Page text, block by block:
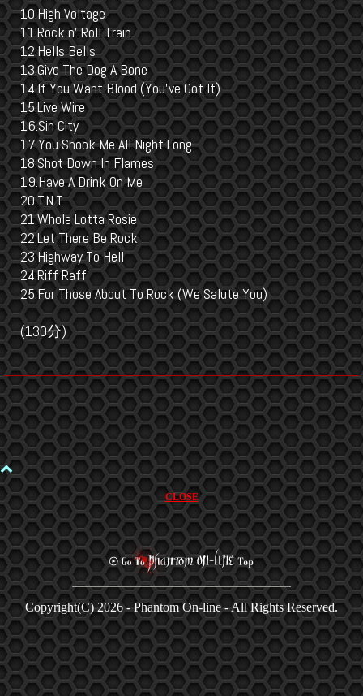
10.High Voltage
11.Rock'n' Roll Train
12.Hells Bells
13.Give The Dog A Bone
14.If You Want Blood (You've Got It)
15.Live Wire
16.Sin City
17.You Shook Me All Night Long
18.Shot Down In Flames
19.Have A Drink On Me
20.T.N.T.
21.Whole Lotta Rosie
22.Let There Be Rock
23.Highway To Hell
24.Riff Raff
25.For Those About To Rock (We Salute You)
(130分)
CLOSE
Copyright(C)2026 - Phantom On-line - All Rights Reserved.